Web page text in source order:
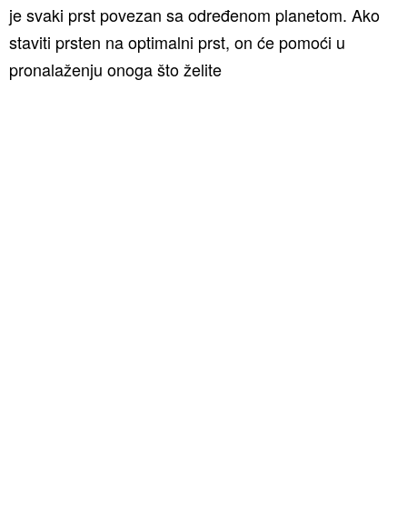
je svaki prst povezan sa određenom planetom. Ako
staviti prsten na optimalni prst, on će pomoći u
pronalaženju onoga što želite